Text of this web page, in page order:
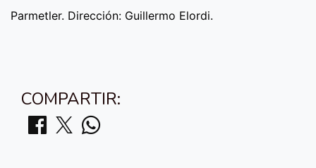
Parmetler. Dirección: Guillermo Elordi.
COMPARTIR: